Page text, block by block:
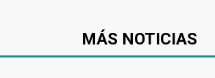
MÁS NOTICIAS